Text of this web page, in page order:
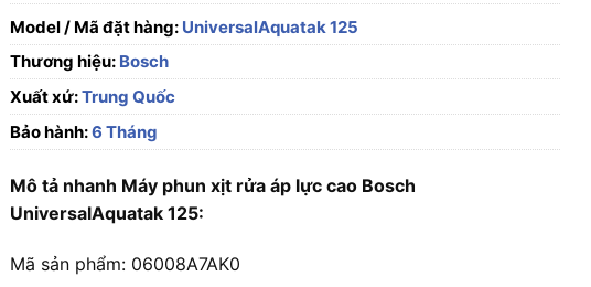
Model / Mã đặt hàng: UniversalAquatak 125
Thương hiệu: Bosch
Xuất xứ:Trung Quốc
Bảo hành:6 Tháng
Mô tả nhanh Máy phun xịt rửa áp lực cao Bosch
UniversalAquatak 125:
Mã sản phẩm: 06008A7AK0